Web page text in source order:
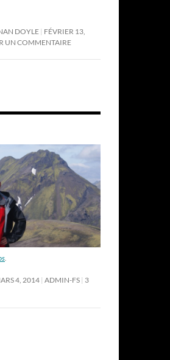
DOYLE FÉVRIER 13,
UN COMMENTAIRE
.
4, 2014 ADMIN-FS 3